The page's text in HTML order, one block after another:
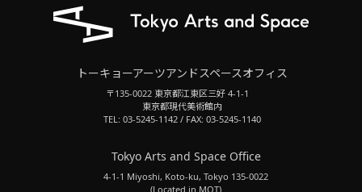
トーキョーアーツアンドスペースオフィス
〒135-0022 東京都江東区三好 4-1-1
東京都現代美術館内
TEL: 03-5245-1142 / FAX: 03-5245-1140
Tokyo Arts and Space Office
4-1-1 Miyoshi, Koto-ku, Tokyo 135-0022
(Located in MOT)